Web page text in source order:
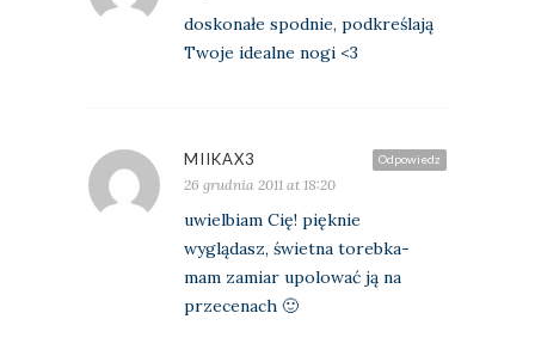
doskonałe spodnie, podkreślają
Twoje idealne nogi <3
Odpowiedz
MIIKAX3
26 grudnia 2011 at 18:20
uwielbiam Cię! pięknie
wyglądasz, świetna torebka-
mam zamiar upolować ją na
przecenach 🙂